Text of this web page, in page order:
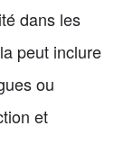
dans les
peut inclure
ou
et